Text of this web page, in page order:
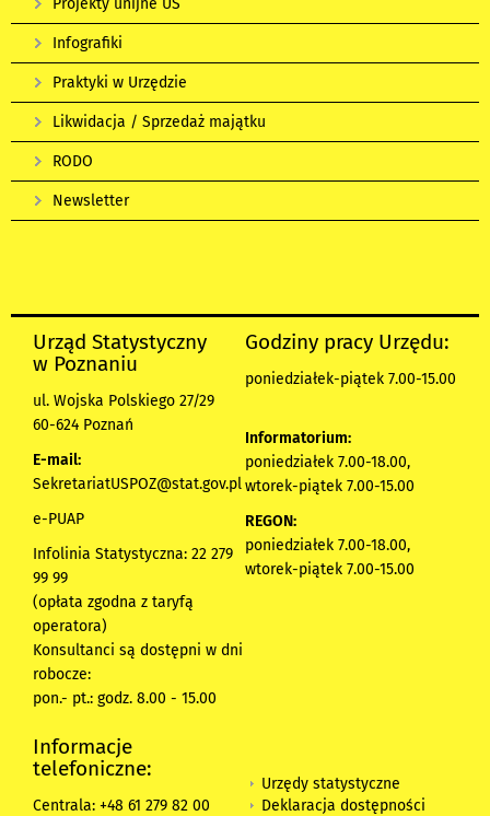
Projekty unijne US
Infografiki
Praktyki w Urzędzie
Likwidacja / Sprzedaż majątku
RODO
Newsletter
Urząd Statystyczny
w Poznaniu
ul. Wojska Polskiego 27/29
60-624 Poznań
E-mail:
SekretariatUSPOZ@stat.gov.pl
e-PUAP
Infolinia Statystyczna: 22 279
99 99
(opłata zgodna z taryfą
operatora)
Konsultanci są dostępni w dni
robocze:
pon.- pt.: godz. 8.00 - 15.00
Godziny pracy Urzędu:
poniedziałek-piątek 7.00-15.00
Informatorium:
poniedziałek 7.00-18.00,
wtorek-piątek 7.00-15.00
REGON:
poniedziałek 7.00-18.00,
wtorek-piątek 7.00-15.00
Informacje
telefoniczne:
Centrala: +48 61 279 82 00
Urzędy statystyczne
Deklaracja dostępności